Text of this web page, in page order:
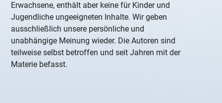
Erwachsene, enthält aber keine für Kinder und
Jugendliche ungeeigneten Inhalte. Wir geben
ausschließlich unsere persönliche und
unabhängige Meinung wieder. Die Autoren sind
teilweise selbst betroffen und seit Jahren mit der
Materie befasst.